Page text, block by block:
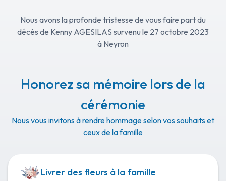
Nous avons la profonde tristesse de vous faire part du
décès de Kenny AGESILAS survenu le 27 octobre 2023
à Neyron
Honorez sa mémoire lors de la
cérémonie
Nous vous invitons à rendre hommage selon vos souhaits et
ceux de la famille
Livrer des fleurs à la famille